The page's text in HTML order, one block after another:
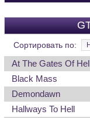
Сортировать по:
At The Gates Of
Black Mass
Demondawn
Hallways To Hell